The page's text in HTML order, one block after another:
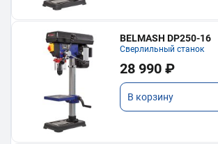
BELMASH DP250-16
Сверлильный станок
28 990 ₽
В корзину